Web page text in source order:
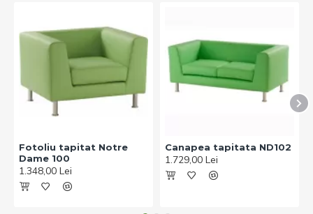
Fotoliu tapitat Notre
Dame 100
1.348,00 Lei
Canapea tapitata ND102
1.729,00 Lei